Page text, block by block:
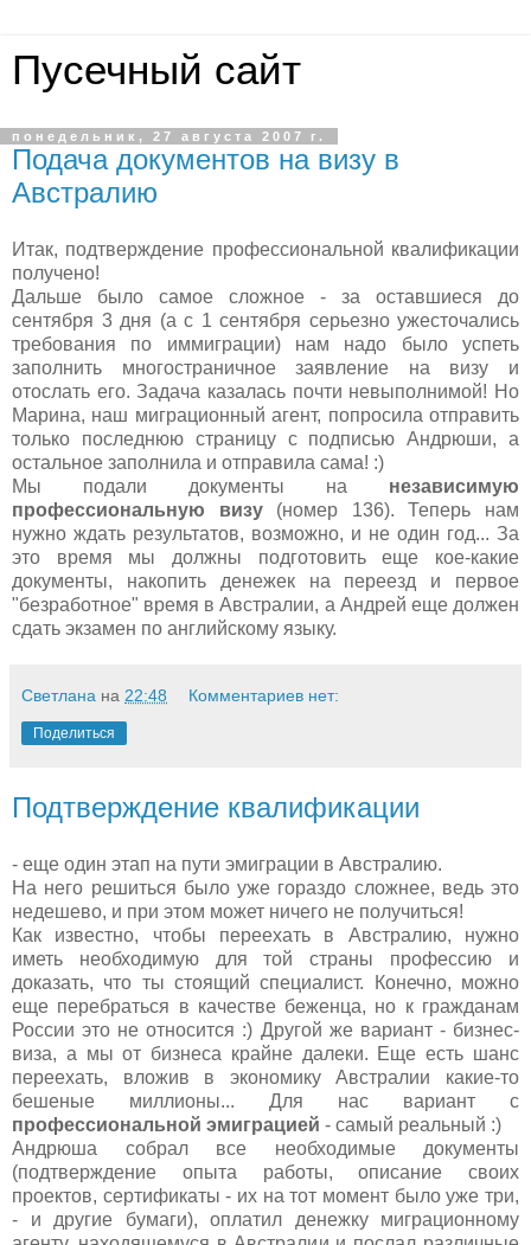
Пусечный сайт
понедельник, 27 августа 2007 г.
Подача документов на визу в
Австралию
Итак, подтверждение профессиональной квалификации
получено!
Дальше было самое сложное - за оставшиеся до
сентября 3 дня (а с 1 сентября серьезно ужесточались
требования по иммиграции) нам надо было успеть
заполнить многостраничное заявление на визу и
отослать его. Задача казалась почти невыполнимой! Но
Марина, наш миграционный агент, попросила отправить
только последнюю страницу с подписью Андрюши, а
остальное заполнила и отправила сама! :)
Мы подали документы на независимую
профессиональную визу (номер 136). Теперь нам
нужно ждать результатов, возможно, и не один год... За
это время мы должны подготовить еще кое-какие
документы, накопить денежек на переезд и первое
"безработное" время в Австралии, а Андрей еще должен
сдать экзамен по английскому языку.
Светлана на 22:48 Комментариев нет:
Поделиться
Подтверждение квалификации
- еще один этап на пути эмиграции в Австралию.
На него решиться было уже гораздо сложнее, ведь это
недешево, и при этом может ничего не получиться!
Как известно, чтобы переехать в Австралию, нужно
иметь необходимую для той страны профессию и
доказать, что ты стоящий специалист. Конечно, можно
еще перебраться в качестве беженца, но к гражданам
России это не относится :) Другой же вариант - бизнес-
виза, а мы от бизнеса крайне далеки. Еще есть шанс
переехать, вложив в экономику Австралии какие-то
бешеные миллионы... Для нас вариант с
профессиональной эмиграцией - самый реальный :)
Андрюша собрал все необходимые документы
(подтверждение опыта работы, описание своих
проектов, сертификаты - их на тот момент было уже три,
- и другие бумаги), оплатил денежку миграционному